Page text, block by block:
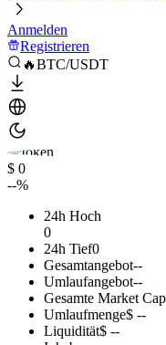
Anmelden
Registrieren
🔥BTC/USDT
$ 0
--%
24h Hoch
0
24h Tief0
Gesamtangebot--
Umlaufangebot--
Gesamte Market Cap
Umlaufmenge$ --
Liquidität$ --